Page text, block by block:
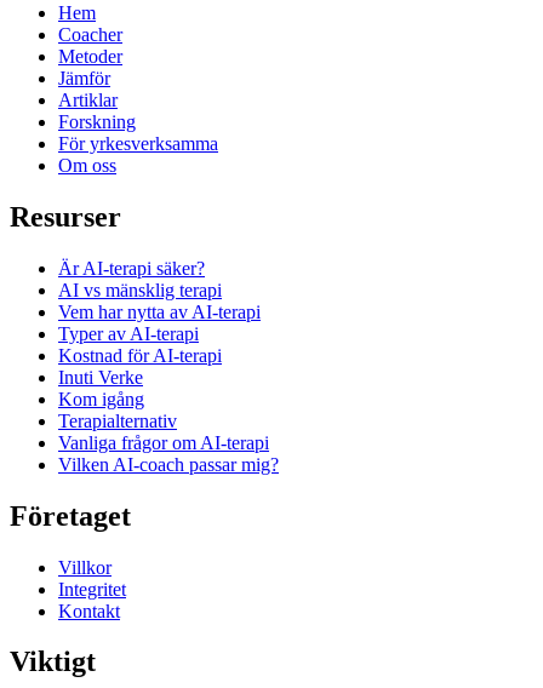
Hem
Coacher
Metoder
Jämför
Artiklar
Forskning
För yrkesverksamma
Om oss
Resurser
Är AI-terapi säker?
AI vs mänsklig terapi
Vem har nytta av AI-terapi
Typer av AI-terapi
Kostnad för AI-terapi
Inuti Verke
Kom igång
Terapi­alternativ
Vanliga frågor om AI-terapi
Vilken AI-coach passar mig?
Företaget
Villkor
Integritet
Kontakt
Viktigt